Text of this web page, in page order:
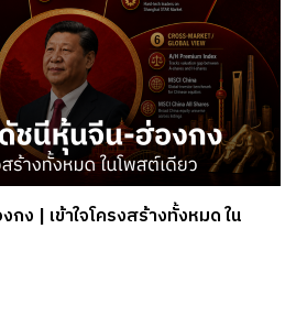
ง | เข้าใจโครงสร้างทั้งหมด ใน